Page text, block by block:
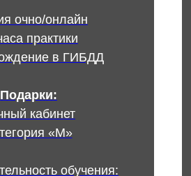
очно/онлайн
практики
в ГИБДД
Подарки:
кабинет
«М»
обучения: